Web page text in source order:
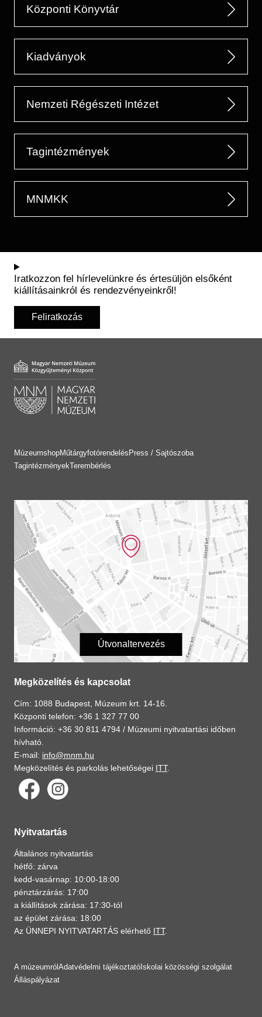
Központi Könyvtár
Kiadványok
Nemzeti Régészeti Intézet
Tagintézmények
MNMKK
Iratkozzon fel hírlevelünkre és értesüljön elsőként
kiállításainkról és rendezvényeinkről!
Feliratkozás
MúzeumshopMűtárgyfotórendelés Press / Sajtószoba
TagintézményekTerembérlés
Útvonaltervezés
Megközelítés és kapcsolat
Cím: 1088 Budapest, Múzeum krt. 14-16.
Központi telefon: +36 1 327 77 00
Információ: +36 30 811 4794 / Múzeumi nyitvatartási időben
hívható.
E-mail: info@mnm.hu
Megközelítés és parkolás lehetőségei ITT.
Nyitvatartás
Általános nyitvatartás
hétfő: zárva
kedd-vasárnap: 10:00-18:00
pénztárzárás: 17:00
a kiállítások zárása: 17:30-tól
az épület zárása: 18:00
Az ÜNNEPI NYITVATARTÁS elérhető ITT.
A múzeumról Adatvédelmi tájékoztató Iskolai közösségi szolgálat
Álláspályázat